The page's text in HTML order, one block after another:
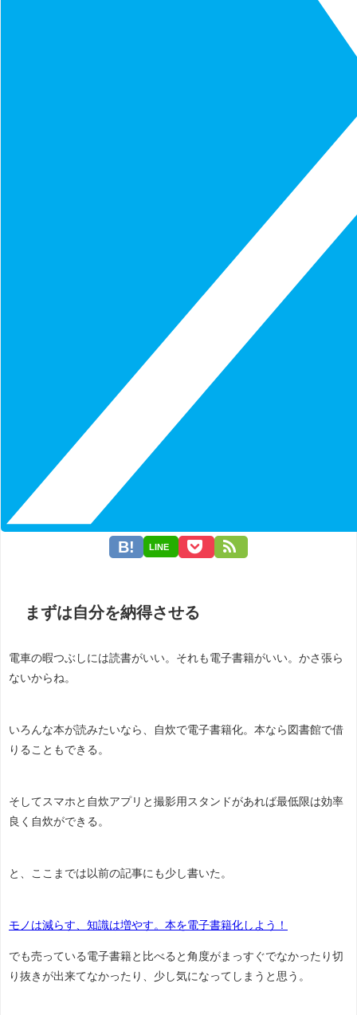
LINE
まずは自分を納得させる
電車の暇つぶしには読書がいい。それも電子書籍がいい。かさ張ら
ないからね。
いろんな本が読みたいなら、自炊で電子書籍化。本なら図書館で借
りることもできる。
そしてスマホと自炊アプリと撮影用スタンドがあれば最低限は効率
良く自炊ができる。
と、ここまでは以前の記事にも少し書いた。
モノは減らす、知識は増やす。本を電子書籍化しよう！
でも売っている電子書籍と比べると角度がまっすぐでなかったり切
り抜きが出来てなかったり、少し気になってしまうと思う。